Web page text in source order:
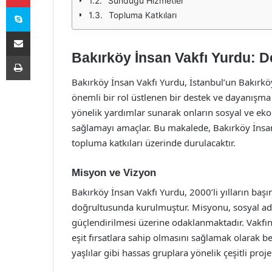
Topluma Katkıları
Bakırköy İnsan Vakfı Yurdu:
Bakırköy İnsan Vakfı Yurdu, İstanbul’un
önemli bir rol üstlenen bir destek ve
yönelik yardımlar sunarak onların sosyal ve
sağlamayı amaçlar. Bu makalede, Bakırköy
topluma katkıları üzerinde durulacaktır.
Misyon ve Vizyon
Bakırköy İnsan Vakfı Yurdu, 2000’li yılların
doğrultusunda kurulmuştur. Misyonu, sosyal
güçlendirilmesi üzerine odaklanmaktadır.
eşit fırsatlara sahip olmasını sağlamak olarak
yaşlılar gibi hassas gruplara yönelik çeşitli
Skype
E-Posta ile paylaş